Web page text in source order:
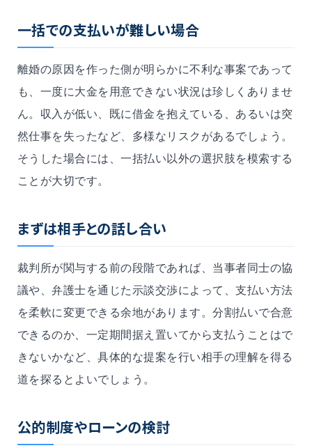
一括での支払いが難しい場合
離婚の原因を作った側が明らかに不利な事案であって
も、一度に大金を用意できない状況は珍しくありませ
ん。収入が低い、既に借金を抱えている、あるいは突
然仕事を失ったなど、多様なリスクがあるでしょう。
そうした場合には、一括払い以外の選択肢を模索する
ことが大切です。
まずは相手との話し合い
裁判所が関与する前の段階であれば、当事者同士の協
議や、弁護士を通じた示談交渉によって、支払い方法
を柔軟に変更できる余地があります。分割払いで合意
できるのか、一定期間据え置いてから支払うことはで
きないかなど、具体的な提案を行い相手の理解を得る
道を探るとよいでしょう。
公的制度やローンの検討